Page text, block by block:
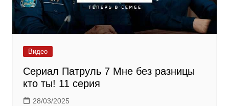
Видео
Сериал Патруль 7 Мне без разницы
кто ты! 11 серия
28/03/2025